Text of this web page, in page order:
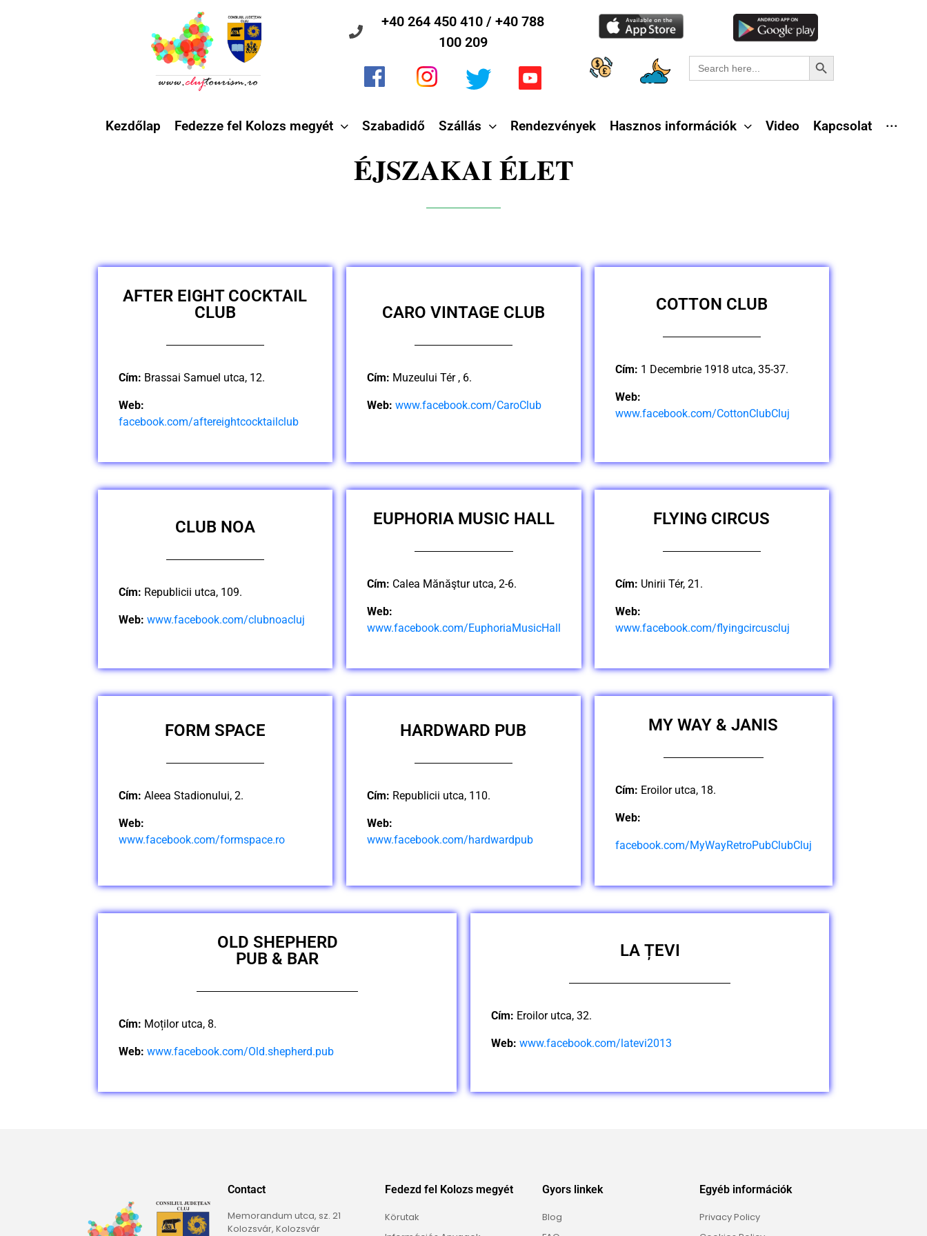
+40 264 450 410 / +40 788
100 209
Search
for:
Search Button
Kezdőlap Fedezze fel Kolozs megyét Szabadidő Szállás Rendezvények Hasznos információk Video Kapcsolat ···
ÉJSZAKAI ÉLET
AFTER EIGHT COCKTAIL
CLUB
Cím: Brassai Samuel utca, 12.
Web:
facebook.com/aftereightcocktailclub
CARO VINTAGE CLUB
Cím: Muzeului Tér , 6.
Web: www.facebook.com/CaroClub
COTTON CLUB
Cím: 1 Decembrie 1918 utca, 35-37.
Web:
www.facebook.com/CottonClubCluj
CLUB NOA
Cím: Republicii utca, 109.
Web: www.facebook.com/clubnoacluj
EUPHORIA MUSIC HALL
Cím: Calea Mănăştur utca, 2-6.
Web:
www.facebook.com/EuphoriaMusicHall
FLYING CIRCUS
Cím: Unirii Tér, 21.
Web:
www.facebook.com/flyingcircuscluj
FORM SPACE
Cím: Aleea Stadionului, 2.
Web:
www.facebook.com/formspace.ro
HARDWARD PUB
Cím: Republicii utca, 110.
Web:
www.facebook.com/hardwardpub
MY WAY & JANIS
Cím: Eroilor utca, 18.
Web:
facebook.com/MyWayRetroPubClubCluj
OLD SHEPHERD
PUB & BAR
Cím: Moților utca, 8.
Web: www.facebook.com/Old.shepherd.pub
LA ȚEVI
Cím: Eroilor utca, 32.
Web: www.facebook.com/latevi2013
Contact
Memorandum utca, sz. 21
Kolozsvár, Kolozsvár
Fedezd fel Kolozs megyét
Körutak
Gyors linkek
Blog
Egyéb információk
Privacy Policy